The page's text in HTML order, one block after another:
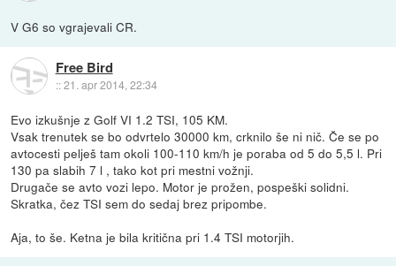
V G6 so vgrajevali CR.
Free Bird
::21. apr 2014, 22:34
Evo izkušnje z Golf VI 1.2 TSI, 105 KM.
Vsak trenutek se bo odvrtelo 30000 km, crknilo še ni nič. Če se po
avtocesti pelješ tam okoli 100-110 km/h je poraba od 5 do 5,5 l. Pri
130 pa slabih 7 l , tako kot pri mestni vožnji.
Drugače se avto vozi lepo. Motor je prožen, pospeški solidni.
Skratka, čez TSI sem do sedaj brez pripombe.
Aja, to še. Ketna je bila kritična pri 1.4 TSI motorjih.